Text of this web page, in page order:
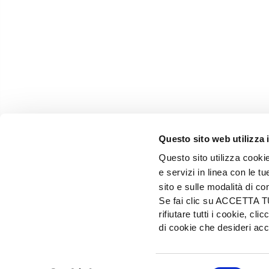
Questo sito web utilizza
Questo sito utilizza
e servizi in linea con le
sito e sulle modalità di
Se fai clic su ACCETTA
rifiutare tutti i cookie,
di cookie che desideri
EDIZIONI L'INFORMATORE AGRARIO Srl